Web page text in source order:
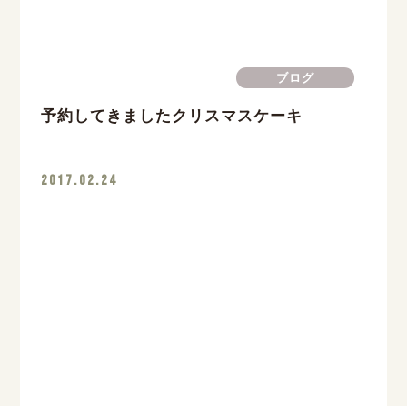
ブログ
予約してきましたクリスマスケーキ
2017.02.24